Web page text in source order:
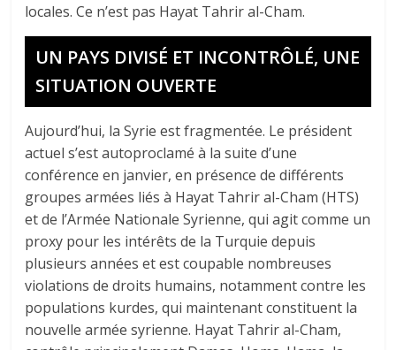
locales. Ce n’est pas Hayat Tahrir al-Cham.
UN PAYS DIVISÉ ET INCONTRÔLÉ, UNE
SITUATION OUVERTE
Aujourd’hui, la Syrie est fragmentée. Le président
actuel s’est autoproclamé à la suite d’une
conférence en janvier, en présence de différents
groupes armées liés à Hayat Tahrir al-Cham (HTS)
et de l’Armée Nationale Syrienne, qui agit comme un
proxy pour les intérêts de la Turquie depuis
plusieurs années et est coupable nombreuses
violations de droits humains, notamment contre les
populations kurdes, qui maintenant constituent la
nouvelle armée syrienne. Hayat Tahrir al-Cham,